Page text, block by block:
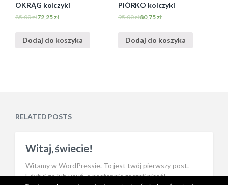
OKRĄG kolczyki
85,00zł72,25 zł
Dodaj do koszyka
PIÓRKO kolczyki
95,00zł80,75 zł
Dodaj do koszyka
RELATED POSTS
Witaj, świecie!
Witamy w WordPressie. To jest twój pierwszy post.
Edytuj go lub usuń, a następnie zacznij pisać!